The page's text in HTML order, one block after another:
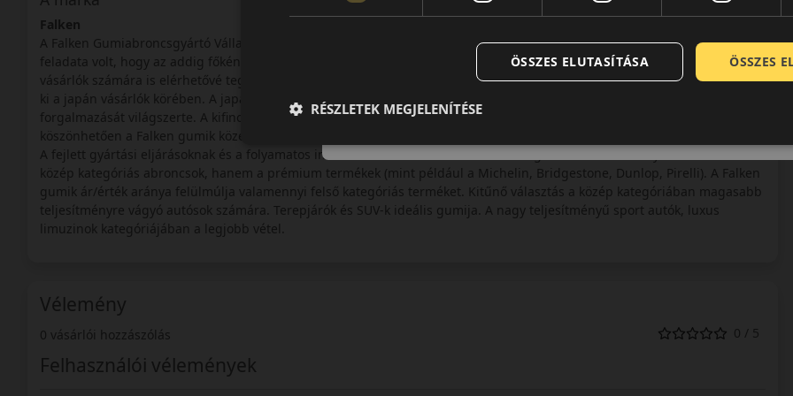
Falken
A Falken Gumiabroncsgyártó Vállalatot 1983-ban alapította Japánban a Sumitomo Gumiipari Vállalat. A cég elsődleges
feladata volt, hogy az addig főként Észak-Amerikai piacra gyártott kitűnő Sumitomo gumiabroncsokat új név alatt, a hazai
vásárlók számára is elérhetővé tegye. Kezdetben Ohtsu néven forgalmazták autógumiijaikat, és komoly elismerést vívtak
ki a japán vásárlók körében. A japán piac meghódítása után a vállalat új babérokra tört, és beindította a Falken abroncsok
forgalmazását világszerte. A kifinomult gyártási technológiának és a világszerte elismert japán precizitásnak
köszönhetően a Falken gumik közép kategóriás árért cserébe, prémium kategóriás minőséget, és teljesítményt nyújtanak.
A fejlett gyártási eljárásoknak és a folyamatos innovációnak köszönhetően a Falken gumik valódi versenytársai nem a
közép kategóriás abroncsok, hanem a prémium termékek (mint például a Michelin, Bridgestone, Dunlop, Pirelli). A Falken
gumik ár/érték aránya felülmúlja valamennyi felső kategóriás terméket. Kitűnő választás a közép kategóriában magasabb
teljesítményre vágyó autósok számára. Terepjárók és SUV-k ideális gumija. A nagy teljesítményű sport autók, luxus
limuzinok kategóriájában a legjobb vétel.
Vélemény
0 vásárlói hozzászólás 0 / 5
Felhasználói vélemények
ÖSSZES
ÖSSZES ELUTASÍTÁSA
RÉSZLETEK MEGJELENÍTÉSE